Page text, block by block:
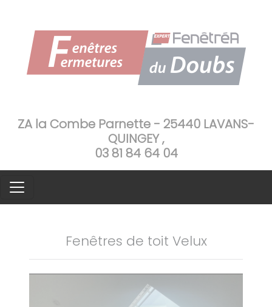
ZA la Combe Parnette - 25440 LAVANS-
QUINGEY ,
03 81 84 64 04
Fenêtres de toit Velux